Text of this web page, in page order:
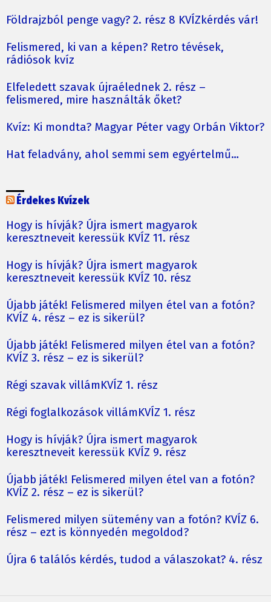
Földrajzból penge vagy? 2. rész 8 KVÍZkérdés vár!
Felismered, ki van a képen? Retro tévések,
rádiósok kvíz
Elfeledett szavak újraélednek 2. rész –
felismered, mire használták őket?
Kvíz: Ki mondta? Magyar Péter vagy Orbán Viktor?
Hat feladvány, ahol semmi sem egyértelmű…
Érdekes Kvízek
Hogy is hívják? Újra ismert magyarok
keresztneveit keressük KVÍZ 11. rész
Hogy is hívják? Újra ismert magyarok
keresztneveit keressük KVÍZ 10. rész
Újabb játék! Felismered milyen étel van a fotón?
KVÍZ 4. rész – ez is sikerül?
Újabb játék! Felismered milyen étel van a fotón?
KVÍZ 3. rész – ez is sikerül?
Régi szavak villámKVÍZ 1. rész
Régi foglalkozások villámKVÍZ 1. rész
Hogy is hívják? Újra ismert magyarok
keresztneveit keressük KVÍZ 9. rész
Újabb játék! Felismered milyen étel van a fotón?
KVÍZ 2. rész – ez is sikerül?
Felismered milyen sütemény van a fotón? KVÍZ 6.
rész – ezt is könnyedén megoldod?
Újra 6 találós kérdés, tudod a válaszokat? 4. rész